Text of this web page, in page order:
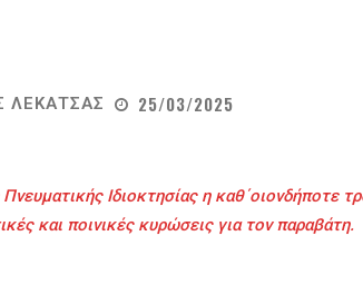
ΛΕΚΑΤΣΑΣ 25/03/2025
Ιδιοκτησίας η καθ΄οιονδήποτε
και ποινικές κυρώσεις για τον παραβάτη.